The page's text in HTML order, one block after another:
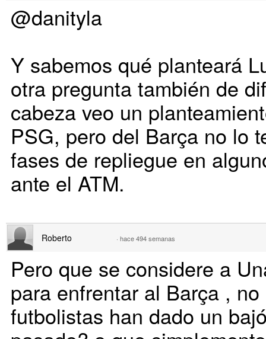
@danityla
Y sabemos qué planteará
otra pregunta también de
cabeza veo un
PSG, pero del Barça no lo
fases de repliegue en
ante el ATM.
Roberto · hace 494 semanas
Pero que se considere a
para enfrentar al Barça ,
futbolistas han dado un